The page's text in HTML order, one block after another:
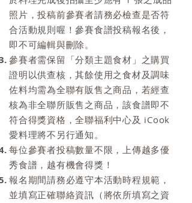
照片，投稿前參賽者請務必檢查是否符
合活動規則喔！參賽食譜投稿報名後，
即不可編輯與刪除。
參賽者需保留「分類主題食材」之購買
證明以供查核，其餘使用之食材及調味
佐料均需為全聯有販售之商品，若經查
核為非全聯所販售之商品，該食譜即不
符合得獎資格，全聯福利中心及 iCook
愛料理將不另行通知。
每位參賽者投稿數量不限，上傳越多優
秀食譜，越有機會得獎！
報名期間請務必遵守本活動時程規範，
並填寫正確聯絡資訊（將依所填寫之資